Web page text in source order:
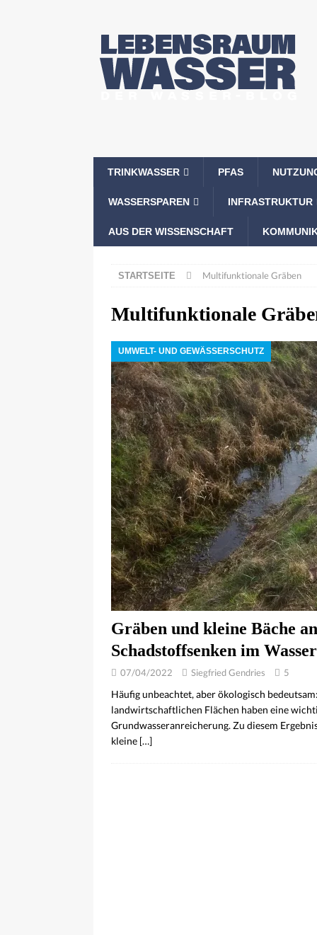
TRINKWASSER PFAS
WASSERSPAREN INFRASTRUKTUR
AUS DER WISSENSCHAFT
STARTSEITE Multifunktionale Gräben
Multifunktionale
UMWELT- UND GEWÄSSERSCHUTZ
Gräben und kleine Bäche
Schadstoffsenken im
07/04/2022 Siegfried Gendries 5
Häufig unbeachtet, aber ökologisch
landwirtschaftlichen Flächen haben eine
Grundwasseranreicherung. Zu diesem
kleine […]